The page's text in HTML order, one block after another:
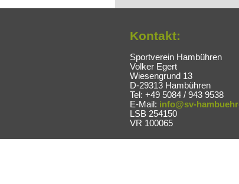
Kontakt:
Sportverein Hambühren
Volker Egert
Wiesengrund 13
D-29313 Hambühren
Tel: +49 5084 / 943 9538
E-Mail: info@sv-
LSB 254150
VR 100065